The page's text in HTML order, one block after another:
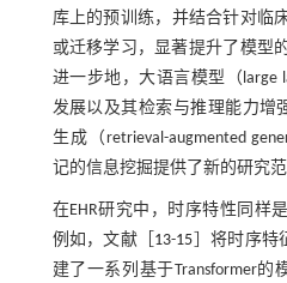
库上的预训练，并结合针对临
或迁移学习，显著提升了模型
进一步地，大语言模型（large
发展以及其检索与推理能力增
生成（retrieval-augmented
记的信息挖掘提供了新的研究
在EHR研究中，时序特性同样
例如，文献［ 13-15 ］将时序
建了一系列基于Transformer